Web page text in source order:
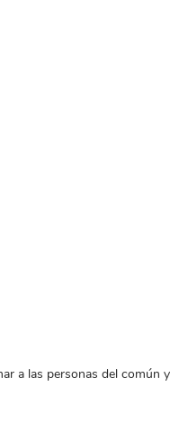
a las personas del común